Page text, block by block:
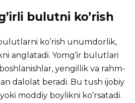
bulutni ko’rish
ko’rish unumdorlik,
anglatadi. Yomg’ir bulutlari
yengillik va rahm-
dalolat beradi. Bu tush ijobiy
moddiy boylikni ko’rsatadi.